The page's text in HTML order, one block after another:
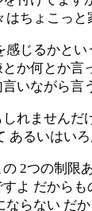
はちょこっ
感じるかと
か何とか言
いながら
れませんだ
あるいはい
2つの制限
よ だから
ならない だ